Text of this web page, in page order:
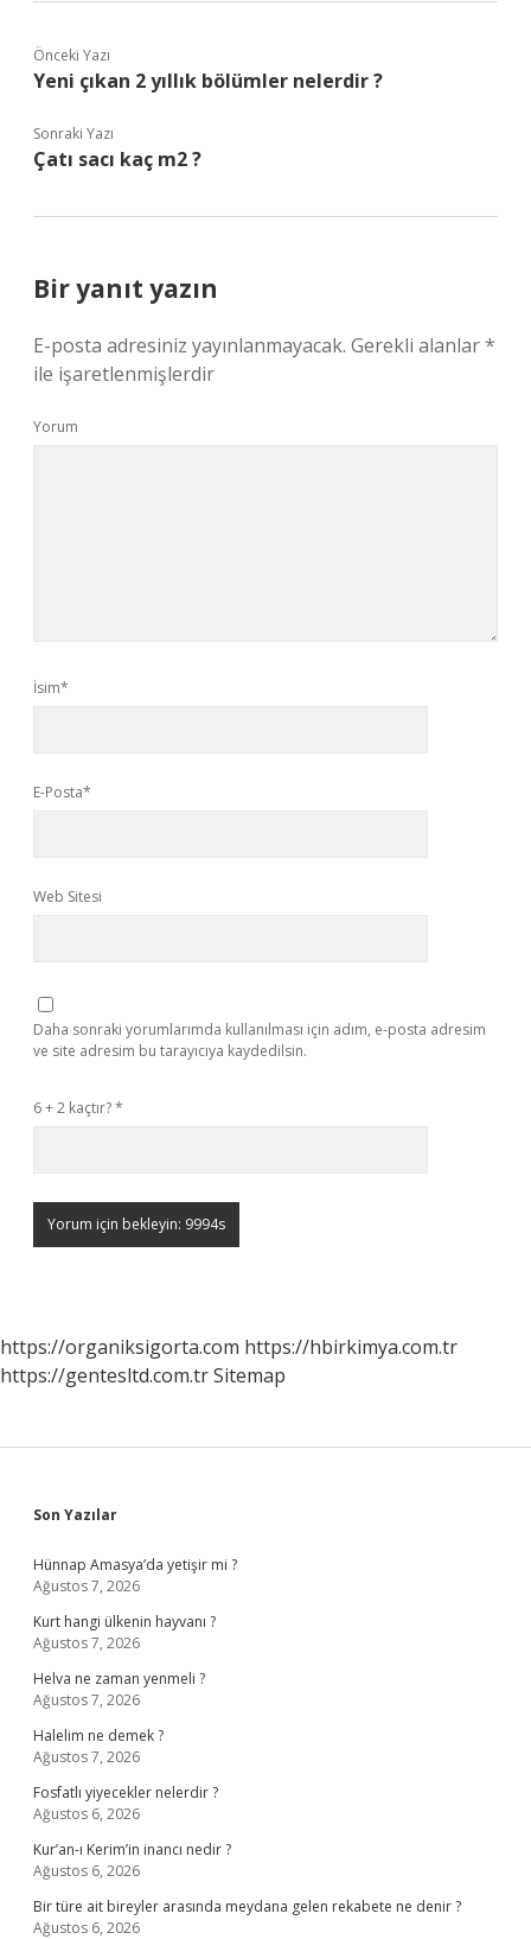
Önceki Yazı
Yeni çıkan 2 yıllık bölümler nelerdir ?
Sonraki Yazı
Çatı sacı kaç m2 ?
Bir yanıt yazın
E-posta adresiniz yayınlanmayacak. Gerekli alanlar*
ile işaretlenmişlerdir
Yorum
İsim*
E-Posta*
Web Sitesi
Daha sonraki yorumlarımda kullanılması için adım, e-posta adresim
ve site adresim bu tarayıcıya kaydedilsin.
6 + 2 kaçtır?*
https://organiksigorta.com https://hbirkimya.com.tr
https://gentesltd.com.trSitemap
Sidebar
Son Yazılar
Hünnap Amasya’da yetişir mi ?
Ağustos 7, 2026
Kurt hangi ülkenin hayvanı ?
Ağustos 7, 2026
Helva ne zaman yenmeli ?
Ağustos 7, 2026
Halelim ne demek ?
Ağustos 7, 2026
Fosfatlı yiyecekler nelerdir ?
Ağustos 6, 2026
Kur’an-ı Kerim’in inancı nedir ?
Ağustos 6, 2026
Bir türe ait bireyler arasında meydana gelen rekabete ne denir ?
Ağustos 6, 2026